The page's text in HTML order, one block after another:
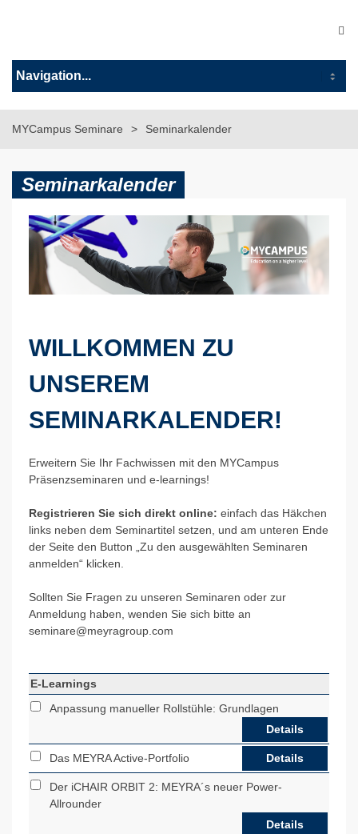
MYCampus Seminare Seminarkalender
Seminarkalender
WILLKOMMEN ZU
UNSEREM
SEMINARKALENDER!
Erweitern Sie Ihr Fachwissen mit den MYCampus
Präsenzseminaren und e-learnings!
Registrieren Sie sich direkt online: einfach das Häkchen
links neben dem Seminartitel setzen, und am unteren Ende
der Seite den Button „Zu den ausgewählten Seminaren
anmelden“ klicken.
Sollten Sie Fragen zu unseren Seminaren oder zur
Anmeldung haben, wenden Sie sich bitte an
seminare@meyragroup.com
E-Learnings
Anpassung manueller Rollstühle: Grundlagen
Details
Das MEYRA Active-Portfolio Details
Der iCHAIR ORBIT 2: MEYRA´s neuer Power-
Allrounder
Details